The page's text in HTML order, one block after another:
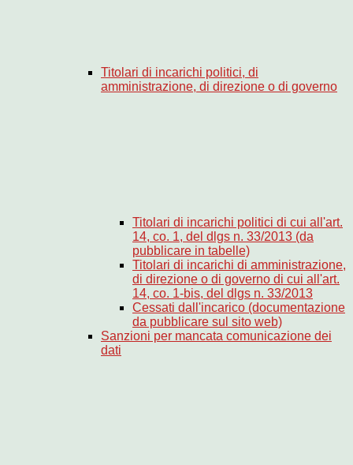
Titolari di incarichi politici, di
amministrazione, di direzione o di governo
Titolari di incarichi politici di cui all'art.
14, co. 1, del dlgs n. 33/2013 (da
pubblicare in tabelle)
Titolari di incarichi di amministrazione,
di direzione o di governo di cui all'art.
14, co. 1-bis, del dlgs n. 33/2013
Cessati dall'incarico (documentazione
da pubblicare sul sito web)
Sanzioni per mancata comunicazione dei
dati